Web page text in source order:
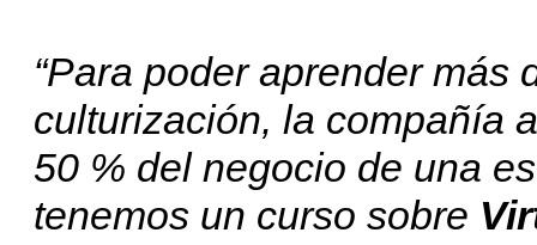
“Para poder aprender más
culturización, la compañía
50 % del negocio de una
tenemos un curso sobre